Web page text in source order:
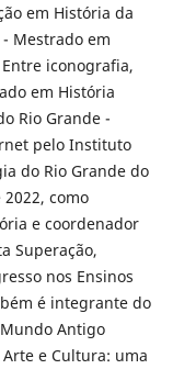
em História da
- Mestrado em
iconografia,
em História
Rio Grande -
pelo Instituto
do Rio Grande do
como
e coordenador
Superação,
nos Ensinos
é integrante do
Antigo
e Cultura: uma